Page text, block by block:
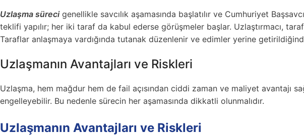
Uzlaşma sürecigenellikle savcılık aşamasında başlatılır ve Cumhuriyet
teklifi yapılır; her iki taraf da kabul ederse görüşmeler başlar. Uzlaştırmacı,
Taraflar anlaşmaya vardığında tutanak düzenlenir ve edimler yerine
Uzlaşmanın Avantajları ve Riskleri
Uzlaşma, hem mağdur hem de fail açısından ciddi zaman ve maliyet avantajı
engelleyebilir. Bu nedenle sürecin her aşamasında dikkatli olunmalıdır.
Uzlaşmanın Avantajları ve Riskleri